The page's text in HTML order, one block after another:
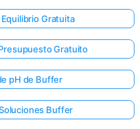
Gratuita
Gratuito
pH de Buffer
Buffer